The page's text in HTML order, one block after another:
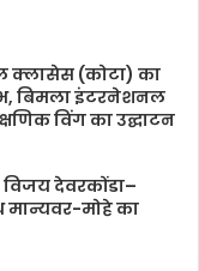
क्लासेस (कोटा) का
बिमला इंटरनेशनल
विंग का उद्घाटन
देवरकोंडा–
मान्यवर-मोहे का